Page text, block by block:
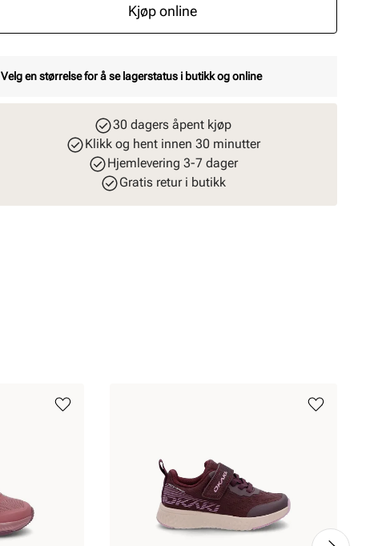
Kjøp online
Velg en størrelse for å se lagerstatus i butikk og online
30 dagers åpent kjøp
Klikk og hent innen 30 minutter
Hjemlevering 3-7 dager
Gratis retur i butikk